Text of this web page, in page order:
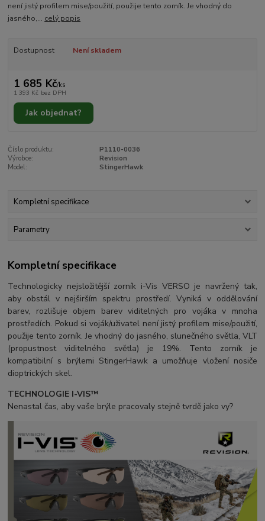
není jistý profilem mise/použití, použije tento zorník. Je vhodný do
jasného,... celý popis
Dostupnost Není skladem
1 685 Kč/ks
1 393 Kč bez DPH
Jak objednat?
Číslo produktu:
P1110-0036
Výrobce:
Revision
Model:
StingerHawk
Kompletní specifikace
Parametry
Kompletní specifikace
Technologicky nejsložitější zorník i-Vis VERSO je navržený tak,
aby obstál v nejširším spektru prostředí. Vyniká v oddělování
barev, rozlišuje objem barev viditelných pro vojáka v mnoha
prostředích. Pokud si voják/uživatel není jistý profilem mise/použití,
použije tento zorník. Je vhodný do jasného, slunečného světla, VLT
(propustnost viditelného světla) je 19%. Tento zorník je
kompatibilní s brýlemi StingerHawk a umožňuje vložení nosiče
dioptrických skel.
TECHNOLOGIE I-VIS™
Nenastal čas, aby vaše brýle pracovaly stejně tvrdě jako vy?